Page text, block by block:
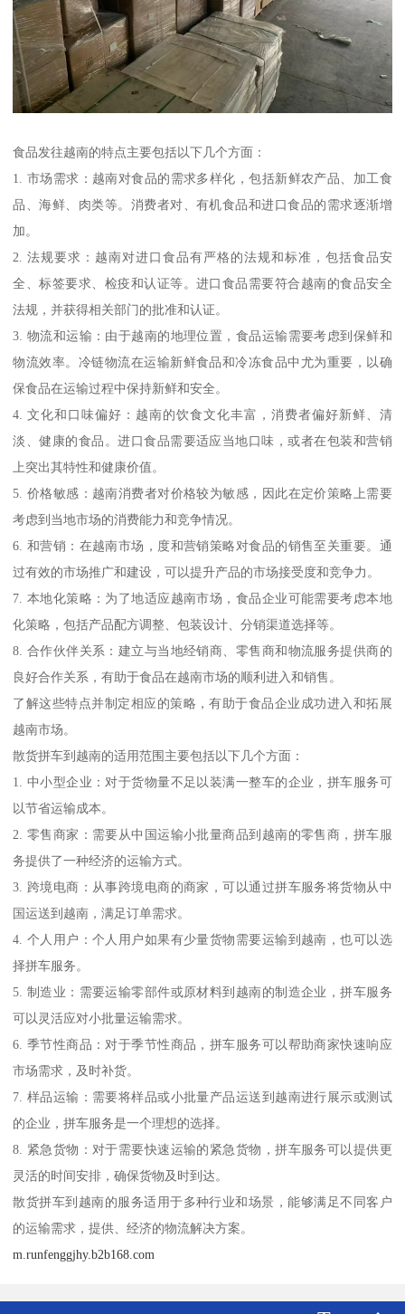
食品发往越南的特点主要包括以下几个方面：
1. 市场需求：越南对食品的需求多样化，包括新鲜农产品、加工食
品、海鲜、肉类等。消费者对、有机食品和进口食品的需求逐渐增
加。
2. 法规要求：越南对进口食品有严格的法规和标准，包括食品安
全、标签要求、检疫和认证等。进口食品需要符合越南的食品安全
法规，并获得相关部门的批准和认证。
3. 物流和运输：由于越南的地理位置，食品运输需要考虑到保鲜和
物流效率。冷链物流在运输新鲜食品和冷冻食品中尤为重要，以确
保食品在运输过程中保持新鲜和安全。
4. 文化和口味偏好：越南的饮食文化丰富，消费者偏好新鲜、清
淡、健康的食品。进口食品需要适应当地口味，或者在包装和营销
上突出其特性和健康价值。
5. 价格敏感：越南消费者对价格较为敏感，因此在定价策略上需要
考虑到当地市场的消费能力和竞争情况。
6. 和营销：在越南市场，度和营销策略对食品的销售至关重要。通
过有效的市场推广和建设，可以提升产品的市场接受度和竞争力。
7. 本地化策略：为了地适应越南市场，食品企业可能需要考虑本地
化策略，包括产品配方调整、包装设计、分销渠道选择等。
8. 合作伙伴关系：建立与当地经销商、零售商和物流服务提供商的
良好合作关系，有助于食品在越南市场的顺利进入和销售。
了解这些特点并制定相应的策略，有助于食品企业成功进入和拓展
越南市场。
散货拼车到越南的适用范围主要包括以下几个方面：
1. 中小型企业：对于货物量不足以装满一整车的企业，拼车服务可
以节省运输成本。
2. 零售商家：需要从中国运输小批量商品到越南的零售商，拼车服
务提供了一种经济的运输方式。
3. 跨境电商：从事跨境电商的商家，可以通过拼车服务将货物从中
国运送到越南，满足订单需求。
4. 个人用户：个人用户如果有少量货物需要运输到越南，也可以选
择拼车服务。
5. 制造业：需要运输零部件或原材料到越南的制造企业，拼车服务
可以灵活应对小批量运输需求。
6. 季节性商品：对于季节性商品，拼车服务可以帮助商家快速响应
市场需求，及时补货。
7. 样品运输：需要将样品或小批量产品运送到越南进行展示或测试
的企业，拼车服务是一个理想的选择。
8. 紧急货物：对于需要快速运输的紧急货物，拼车服务可以提供更
灵活的时间安排，确保货物及时到达。
散货拼车到越南的服务适用于多种行业和场景，能够满足不同客户
的运输需求，提供、经济的物流解决方案。
m.runfenggjhy.b2b168.com